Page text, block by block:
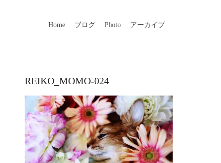
Home ブログ Photo アーカイブ
REIKO_MOMO-024